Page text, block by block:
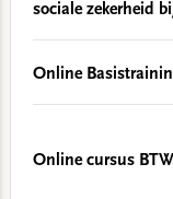
sociale zekerheid
Online
Online cursus